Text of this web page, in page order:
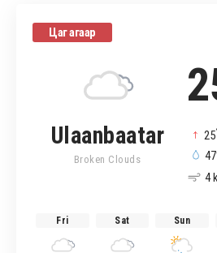
Цаг агаар
Ulaanbaatar
Broken Clouds
25
4
Fri Sat Sun